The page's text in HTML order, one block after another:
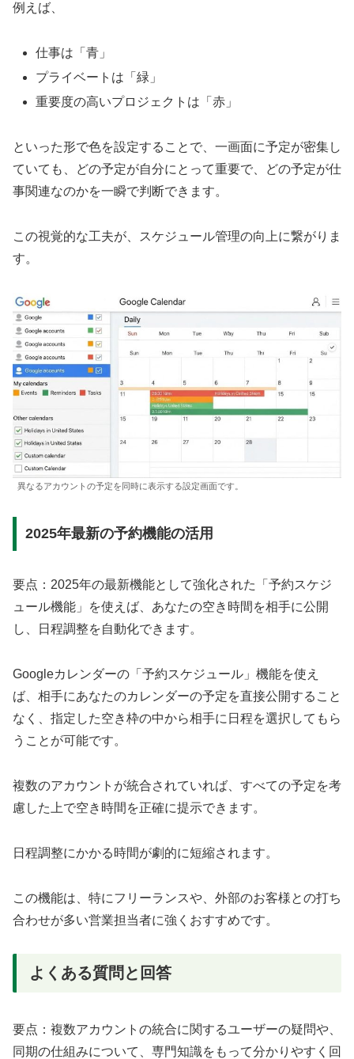
例えば、
仕事は「青」
プライベートは「緑」
重要度の高いプロジェクトは「赤」
といった形で色を設定することで、一画面に予定が密集し
ていても、どの予定が自分にとって重要で、どの予定が仕
事関連なのかを一瞬で判断できます。
この視覚的な工夫が、スケジュール管理の向上に繋がりま
す。
異なるアカウントの予定を同時に表示する設定画面です。
2025年最新の予約機能の活用
要点：2025年の最新機能として強化された「予約スケジ
ュール機能」を使えば、あなたの空き時間を相手に公開
し、日程調整を自動化できます。
Googleカレンダーの「予約スケジュール」機能を使え
ば、相手にあなたのカレンダーの予定を直接公開すること
なく、指定した空き枠の中から相手に日程を選択してもら
うことが可能です。
複数のアカウントが統合されていれば、すべての予定を考
慮した上で空き時間を正確に提示できます。
日程調整にかかる時間が劇的に短縮されます。
この機能は、特にフリーランスや、外部のお客様との打ち
合わせが多い営業担当者に強くおすすめです。
よくある質問と回答
要点：複数アカウントの統合に関するユーザーの疑問や、
同期の仕組みについて、専門知識をもって分かりやすく回